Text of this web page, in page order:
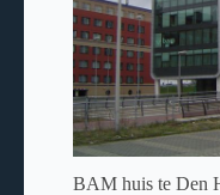
BAM huis te Den